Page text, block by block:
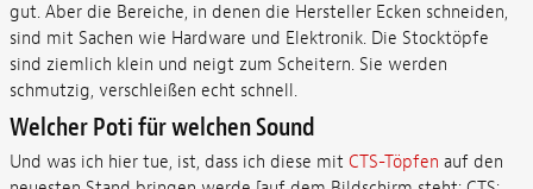
gut. Aber die Bereiche, in denen die Hersteller Ecken schneiden,
sind mit Sachen wie Hardware und Elektronik. Die Stocktöpfe
sind ziemlich klein und neigt zum Scheitern. Sie werden
schmutzig, verschleißen echt schnell.
Welcher Poti für welchen Sound
Und was ich hier tue, ist, dass ich diese mit CTS-Töpfen auf den